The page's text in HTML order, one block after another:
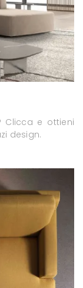
Clicca e ottieni
design.